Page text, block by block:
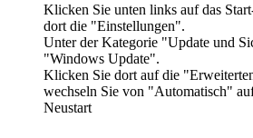
Klicken Sie unten links auf das
dort die "Einstellungen".
Unter der Kategorie "Update und
"Windows Update".
Klicken Sie dort auf die
wechseln Sie von "Automatisch"
Neustart